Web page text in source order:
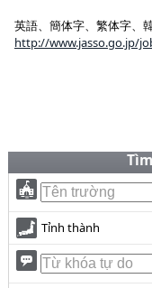
英語、簡体字、繁体字、
http://www.jasso.go.jp/
Tỉnh thành